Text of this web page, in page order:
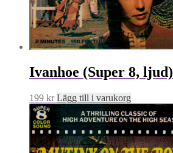
Ivanhoe (Super 8, ljud)
199 kr Lägg till i varukorg